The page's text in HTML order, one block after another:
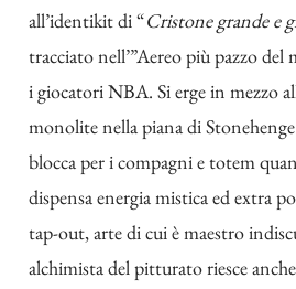
all’identikit di “Cristone grande e
tracciato nell’”Aereo più pazzo del
i giocatori NBA. Si erge in mezzo
monolite nella piana di
blocca per i compagni e totem
dispensa energia mistica ed extra
tap-out, arte di cui è maestro
alchimista del pitturato riesce